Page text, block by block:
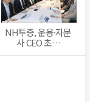
NH투증, 운용·자문
사 CEO 초…